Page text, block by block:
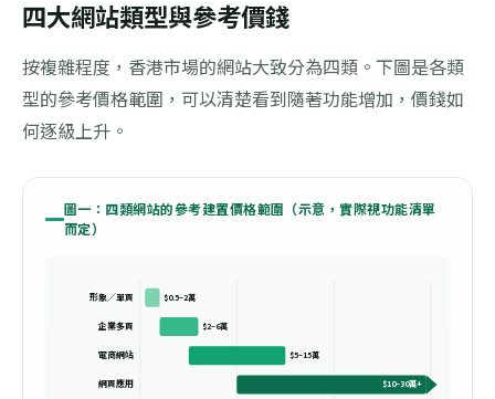
四大網站類型與參考價錢
按複雜程度，香港市場的網站大致分為四類。下圖是各類
型的參考價格範圍，可以清楚看到隨著功能增加，價錢如
何逐級上升。
圖一：四類網站的參考建置價格範圍（示意，實際視功能清單
而定）
$0.5–2萬
$2–6萬
$5–15萬
$10–30萬+
形象／單頁
企業多頁
電商網站
網頁應用